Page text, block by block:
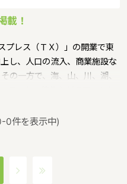
載！
プレス（ＴＸ）」の開業で東
し、人口の流入、商業施設な
の一方で、海、山、川、湖、
くる人も多いというような特
等貸付制度、未就学児保育料
す。茨城県内には、保育所
0件を表示中)